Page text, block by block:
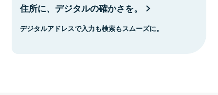
住所に、デジタルの確かさを。
デジタルアドレスで入力も検索もスムーズに。